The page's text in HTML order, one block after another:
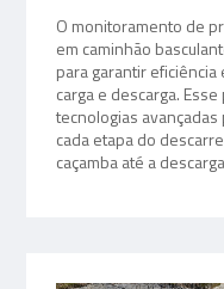
O monitoramento de
em caminhão
para garantir
carga e descarga.
tecnologias
cada etapa do
caçamba até a